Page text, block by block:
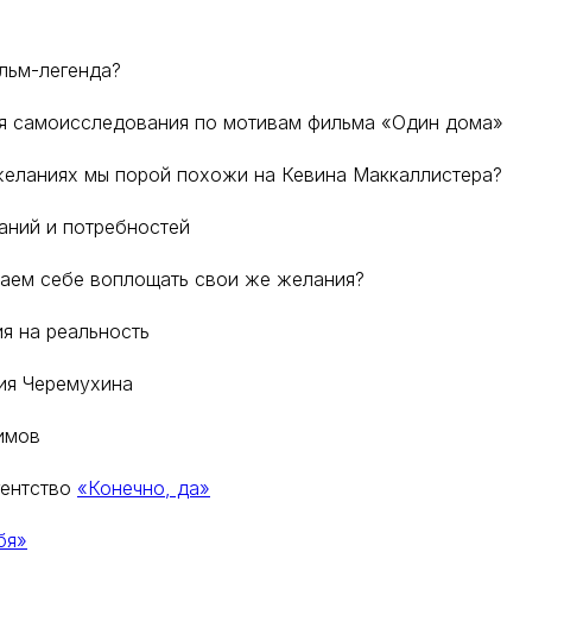
легенда?
самоисследования по мотивам фильма «Один дома»
мы порой похожи на Кевина Маккаллистера?
и потребностей
себе воплощать свои же желания?
на реальность
Черемухина
«Конечно, да»